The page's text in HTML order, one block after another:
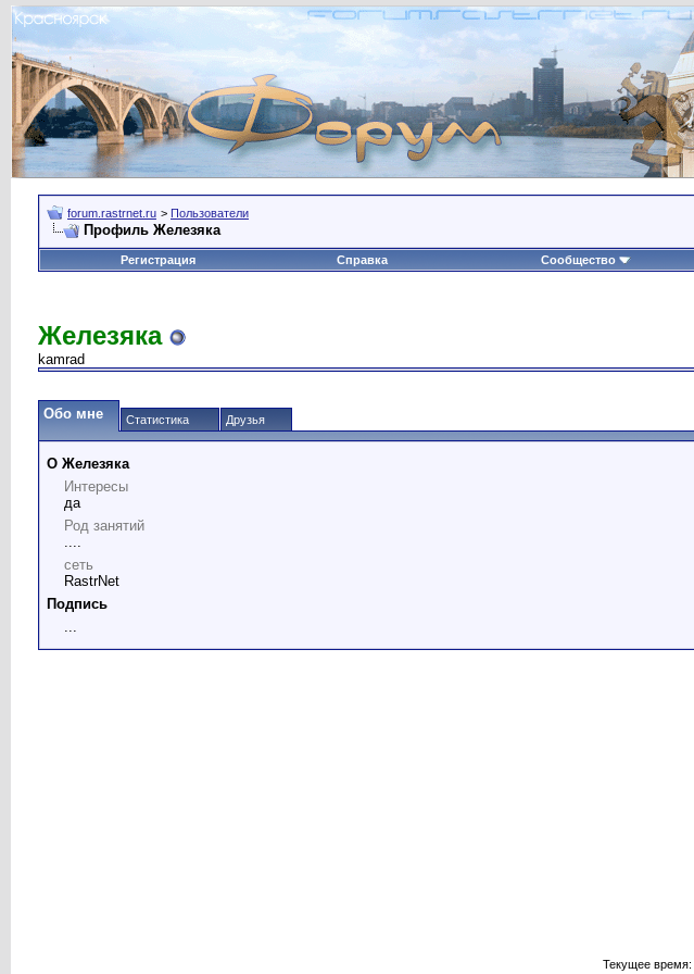
forum.rastrnet.ru > Пользователи
Профиль Железяка
Регистрация
Справка Сообщество
Железяка
kamrad
Обо мне Статистика Друзья
О Железяка
Интересы
да
Род занятий
....
сеть
RastrNet
Подпись
...
Текущее время: